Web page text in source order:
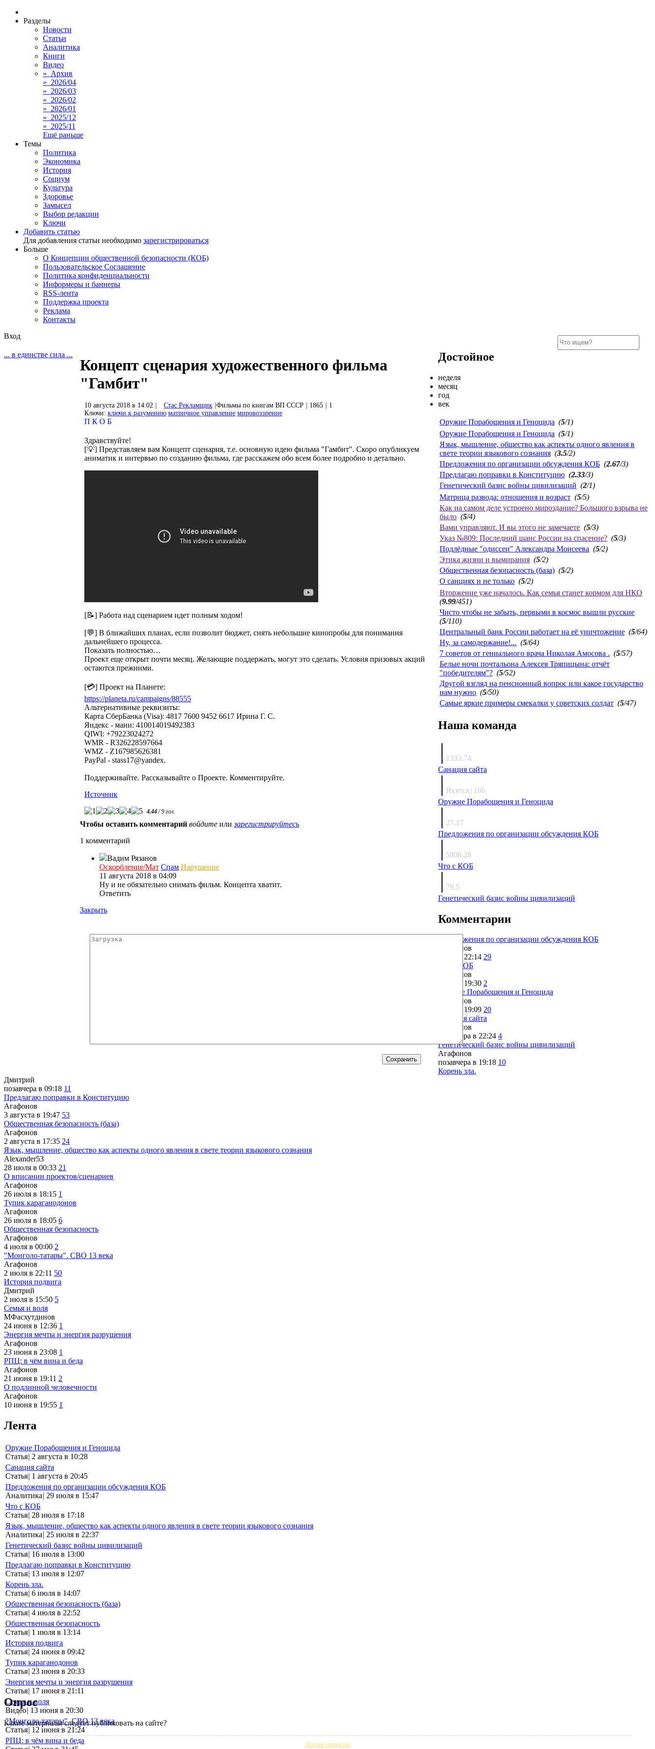
Разделы
Новости
Статьи
Аналитика
Книги
Видео
» Архив
» 2026/04
» 2026/03
» 2026/02
» 2026/01
» 2025/12
» 2025/11
Ещё раньше
Темы
Политика
Экономика
История
Социум
Культура
Здоровье
Замысел
Выбор редакции
Ключи
Добавить статью
Для добавления статьи необходимо зарегистрироваться
Больше
О Концепции общественной безопасности (КОБ)
Пользовательское Соглашение
Политика конфиденциальности
Информеры и баннеры
RSS-лента
Поддержка проекта
Реклама
Контакты
Вход
... в единстве сила ...
Концепт сценария художественного фильма
"Гамбит"
10 августа 2018 в 14:02 Стас Рекламщик Фильмы по книгам ВП СССР 1865
1
Ключи: ключи к разумению матричное управление мировоззрение
П К О Б
Здравствуйте!
[💡] Представляем вам Концепт сценария, т.е. основную идею фильма "Гамбит". Скоро опубликуем
аниматик и интервью по созданию фильма, где расскажем обо всем более подробно и детально.
[📝] Работа над сценарием идет полным ходом!
[💬] В ближайших планах, если позволит бюджет, снять небольшие кинопробы для понимания
дальнейшего процесса.
Показать полностью…
Проект еще открыт почти месяц. Желающие поддержать, могут это сделать. Условия призовых акций
остаются прежними.
[💳] Проект на Планете:
https://planeta.ru/campaigns/88555
Альтернативные реквизиты:
Карта СберБанка (Visa): 4817 7600 9452 6617 Ирина Г. С.
Яндекс - мани: 410014019492383
QIWI: +79223024272
WMR - R326228597664
WMZ - Z167985626381
PayPal - stass17@yandex.
Поддерживайте. Рассказывайте о Проекте. Комментируйте.
Источник
4.44/9 гол.
Чтобы оставить комментарий войдите илизарегистрируйтесь
1 комментарий
Вадим Рязанов
Оскорбление/Мат Спам Нарушение
11 августа 2018 в 04:09
Ну и не обязательно снимать фильм. Концепта хватит.
Ответить
Закрыть
Достойное
неделя
месяц
год
век
Оружие Порабощения и Геноцида (5/1)
Оружие Порабощения и Геноцида (5/1)
Язык, мышление, общество как аспекты одного явления в
свете теории языкового сознания (3.5/2)
Предложения по организации обсуждения КОБ (2.67/3)
Предлагаю поправки в Конституцию (2.33/3)
Генетический базис войны цивилизаций (2/1)
Матрица развода: отношения и возраст (5/5)
Как на самом деле устроено мироздание? Большого взрыва не
было (5/4)
Вами управляют. И вы этого не замечаете (5/3)
Указ №809: Последний шанс России на спасение? (5/3)
Подлёдные "одиссеи" Александра Моисеева (5/2)
Этика жизни и вымирания (5/2)
Общественная безопасность (база) (5/2)
О санциях и не только (5/2)
Вторжение уже началось. Как семья станет кормом для НКО
(9.99/451)
Чисто чтобы не забыть, первыми в космос вышли русские
(5/110)
Центральный банк России работает на её уничтожение (5/64)
Ну, за самодержание!... (5/64)
7 советов от гениального врача Николая Амосова . (5/57)
Белые ночи почтальона Алексея Тряпицына: отчёт
"победителям"? (5/52)
Другой взгляд на пенсионный вопрос или какое государство
нам нужно (5/50)
Самые яркие примеры смекалки у советских солдат (5/47)
Наша команда
1333.74
Санация сайта
Якутск| 166
Оружие Порабощения и Геноцида
27.17
Предложения по организации обсуждения КОБ
5808.28
Что с КОБ
79.5
Генетический базис войны цивилизаций
Комментарии
Предложения по организации обсуждения КОБ
Агафонов
вчера в 22:14 29
Что с КОБ
Агафонов
вчера в 19:30 2
Оружие Порабощения и Геноцида
Агафонов
вчера в 19:09 20
Санация сайта
Агафонов
позавчера в 22:24 4
Генетический базис войны цивилизаций
Агафонов
позавчера в 19:18 10
Корень зла.
Дмитрий
позавчера в 09:18 11
Предлагаю поправки в Конституцию
Агафонов
3 августа в 19:47 53
Общественная безопасность (база)
Агафонов
2 августа в 17:35 24
Язык, мышление, общество как аспекты одного явления в свете теории языкового сознания
Alexander53
28 июля в 00:33 21
О вписании проектов/сценариев
Агафонов
26 июля в 18:15 1
Тупик караганодонов
Агафонов
26 июля в 18:05 6
Общественная безопасность
Агафонов
4 июля в 00:00 2
"Монголо-татары". СВО 13 века
Агафонов
2 июля в 22:11 50
История подвига
Дмитрий
2 июля в 15:50 5
Семья и воля
МФасхутдинов
24 июня в 12:36 1
Энергия мечты и энергия разрушения
Агафонов
23 июня в 23:08 1
РПЦ: в чём вина и беда
Агафонов
21 июня в 19:11 2
О подлинной человечности
Агафонов
10 июня в 19:55 1
Лента
Оружие Порабощения и Геноцида
Статья| 2 августа в 10:28
Санация сайта
Статья| 1 августа в 20:45
Предложения по организации обсуждения КОБ
Аналитика| 29 июля в 15:47
Что с КОБ
Статья| 28 июля в 17:18
Язык, мышление, общество как аспекты одного явления в свете теории языкового сознания
Аналитика| 25 июля в 22:37
Генетический базис войны цивилизаций
Статья| 16 июля в 13:00
Предлагаю поправки в Конституцию
Статья| 13 июля в 12:07
Корень зла.
Статья| 6 июля в 14:07
Общественная безопасность (база)
Статья| 4 июля в 22:52
Общественная безопасность
Статья| 1 июля в 13:14
История подвига
Статья| 24 июня в 09:42
Тупик караганодонов
Статья| 23 июня в 20:33
Энергия мечты и энергия разрушения
Статья| 17 июня в 21:11
Семья и воля
Видео| 13 июня в 20:30
"Монголо-татары". СВО 13 века
Статья| 12 июня в 21:24
РПЦ: в чём вина и беда
Опрос
Какие материалы следует публиковать на сайте?
Архив опросов